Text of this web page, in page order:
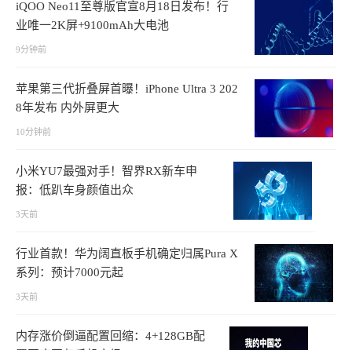
iQOO Neo11至尊版官宣8月18日发布！行
业唯一2K屏+9100mAh大电池
9分钟前
苹果第三代折叠屏首曝！iPhone Ultra 3 202
8年发布 内外屏更大
10分钟前
小米YU7最强对手！智界RX新车申
报：低趴车身颜值出众
3天前
行业首款！华为阔直板手机确定归属Pura X
系列：预计7000元起
3天前
内存涨价倒逼配置回缩：4+128GB配